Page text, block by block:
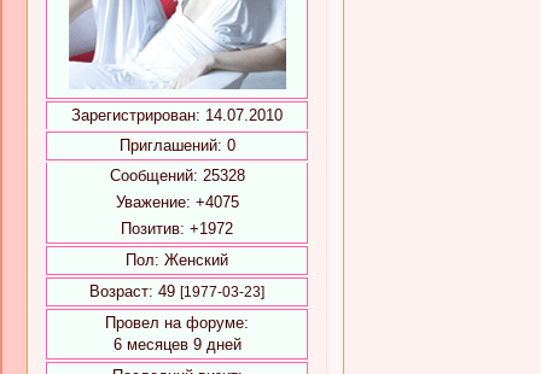
Зарегистрирован: 14.07.2010
Приглашений: 0
Сообщений: 25328
Уважение: +4075
Позитив: +1972
Пол: Женский
Возраст: 49 [1977-03-23]
Провел на форуме:
6 месяцев 9 дней